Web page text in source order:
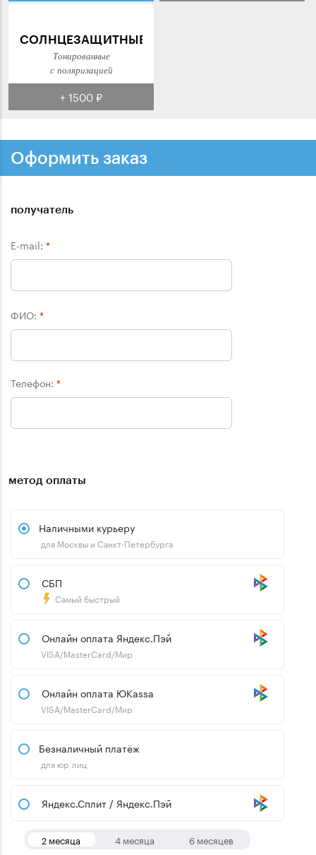
СОЛНЦЕЗАЩИТНЫЕ
Тонированные
с поляризацией
+ 1500 ₽
Оформить заказ
получатель
E-mail: *
ФИО: *
Телефон: *
метод оплаты
Наличными курьеру
для Москвы и Санкт-Петербурга
СБП
Самый быстрый
Онлайн оплата Яндекс.Пэй
VISA/MasterCard/Мир
Онлайн оплата ЮKassa
VISA/MasterCard/Мир
Безналичный платёж
для юр.лиц
Яндекс.Сплит / Яндекс.Пэй
2 месяца 4 месяца 6 месяцев